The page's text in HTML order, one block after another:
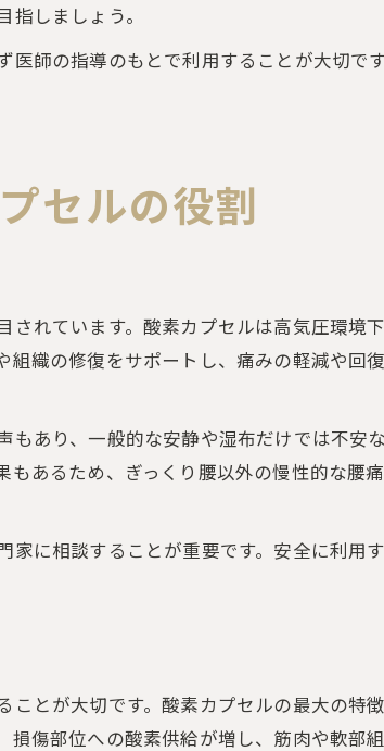
しましょう。
師の指導のもとで利用することが大切で
セルの役割
れています。酸素カプセルは高気圧環境
織の修復をサポートし、痛みの軽減や回
あり、一般的な安静や湿布だけでは不安
あるため、ぎっくり腰以外の慢性的な腰
に相談することが重要です。安全に利用
とが大切です。酸素カプセルの最大の特
傷部位への酸素供給が増し、筋肉や軟部